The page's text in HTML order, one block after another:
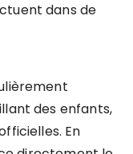
dans de
des enfants,
En